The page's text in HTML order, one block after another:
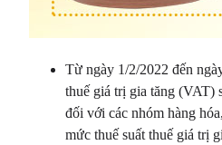
Từ ngày 1/2/2022 đến
thuế giá trị gia tăng (VAT)
đối với các nhóm hàng
mức thuế suất thuế giá trị